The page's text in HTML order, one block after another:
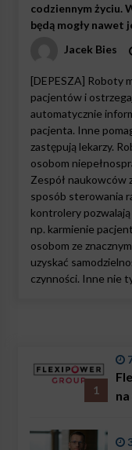
codziennym życiu.
będą mogły nawet
Jacek Bies
[DEPESZA] Roboty
pacjentów i
automatycznie
pacjenta. Inne
zastępują lekarzy.
osobom
Zespół naukowców
sposób sterowania
kontrolery
np. karmienie
osobom ze
uzyskać
czynności. Inne nie
1